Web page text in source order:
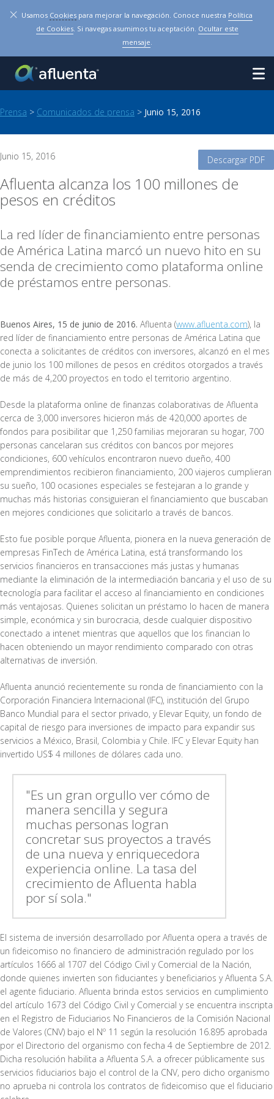
× Usamos Cookies para mejorar la navegación. Conoce nuestra Política
de Cookies. Si navegas asumimos tu aceptación. Ocultar este
mensaje.
Prensa > Comunicados de prensa > Junio 15, 2016
Junio 15, 2016 Descargar PDF
Afluenta alcanza los 100 millones de
pesos en créditos
La red líder de financiamiento entre personas
de América Latina marcó un nuevo hito en su
senda de crecimiento como plataforma online
de préstamos entre personas.
Buenos Aires, 15 de junio de 2016. Afluenta (www.afluenta.com), la
red líder de financiamiento entre personas de América Latina que
conecta a solicitantes de créditos con inversores, alcanzó en el mes
de junio los 100 millones de pesos en créditos otorgados a través
de más de 4,200 proyectos en todo el territorio argentino.
Desde la plataforma online de finanzas colaborativas de Afluenta
cerca de 3,000 inversores hicieron más de 420,000 aportes de
fondos para posibilitar que 1,250 familias mejoraran su hogar, 700
personas cancelaran sus créditos con bancos por mejores
condiciones, 600 vehículos encontraron nuevo dueño, 400
emprendimientos recibieron financiamiento, 200 viajeros cumplieran
su sueño, 100 ocasiones especiales se festejaran a lo grande y
muchas más historias consiguieran el financiamiento que buscaban
en mejores condiciones que solicitarlo a través de bancos.
Esto fue posible porque Afluenta, pionera en la nueva generación de
empresas FinTech de América Latina, está transformando los
servicios financieros en transacciones más justas y humanas
mediante la eliminación de la intermediación bancaria y el uso de su
tecnología para facilitar el acceso al financiamiento en condiciones
más ventajosas. Quienes solicitan un préstamo lo hacen de manera
simple, económica y sin burocracia, desde cualquier dispositivo
conectado a intenet mientras que aquellos que los financian lo
hacen obteniendo un mayor rendimiento comparado con otras
alternativas de inversión.
Afluenta anunció recientemente su ronda de financiamiento con la
Corporación Financiera Internacional (IFC), institución del Grupo
Banco Mundial para el sector privado, y Elevar Equity, un fondo de
capital de riesgo para inversiones de impacto para expandir sus
servicios a México, Brasil, Colombia y Chile. IFC y Elevar Equity han
invertido US$ 4 millones de dólares cada uno.
"Es un gran orgullo ver cómo de
manera sencilla y segura
muchas personas logran
concretar sus proyectos a través
de una nueva y enriquecedora
experiencia online. La tasa del
crecimiento de Afluenta habla
por sí sola."
El sistema de inversión desarrollado por Afluenta opera a través de
un fideicomiso no financiero de administración regulado por los
artículos 1666 al 1707 del Código Civil y Comercial de la Nación,
donde quienes invierten son fiduciantes y beneficiarios y Afluenta S.A.
el agente fiduciario. Afluenta brinda estos servicios en cumplimiento
del artículo 1673 del Código Civil y Comercial y se encuentra inscripta
en el Registro de Fiduciarios No Financieros de la Comisión Nacional
de Valores (CNV) bajo el Nº 11 según la resolución 16.895 aprobada
por el Directorio del organismo con fecha 4 de Septiembre de 2012.
Dicha resolución habilita a Afluenta S.A. a ofrecer públicamente sus
servicios fiduciarios bajo el control de la CNV, pero dicho organismo
no aprueba ni controla los contratos de fideicomiso que el fiduciario